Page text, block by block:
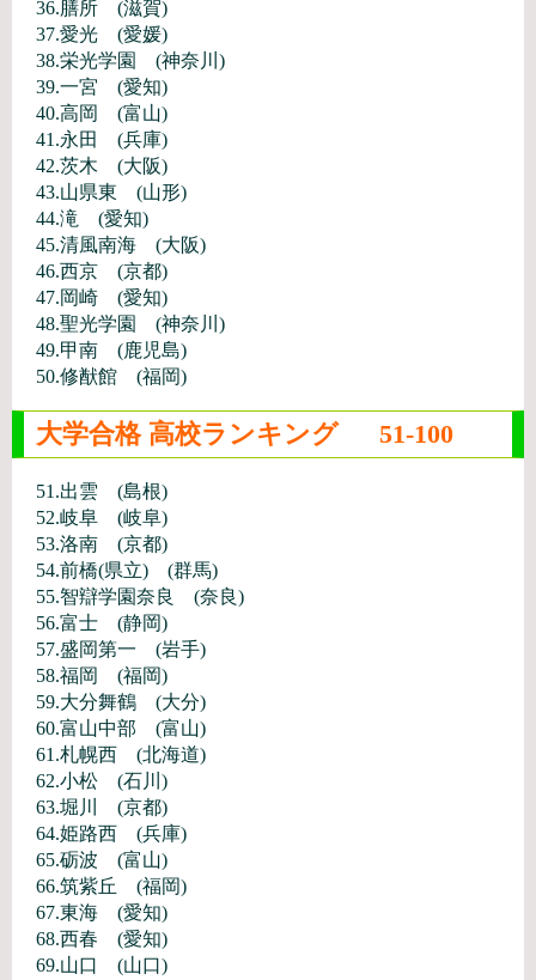
36.膳所 (滋賀)
37.愛光 (愛媛)
38.栄光学園 (神奈川)
39.一宮 (愛知)
40.高岡 (富山)
41.永田 (兵庫)
42.茨木 (大阪)
43.山県東 (山形)
44.滝 (愛知)
45.清風南海 (大阪)
46.西京 (京都)
47.岡崎 (愛知)
48.聖光学園 (神奈川)
49.甲南 (鹿児島)
50.修猷館 (福岡)
大学合格 高校ランキング 51-100
51.出雲 (島根)
52.岐阜 (岐阜)
53.洛南 (京都)
54.前橋(県立) (群馬)
55.智辯学園奈良 (奈良)
56.富士 (静岡)
57.盛岡第一 (岩手)
58.福岡 (福岡)
59.大分舞鶴 (大分)
60.富山中部 (富山)
61.札幌西 (北海道)
62.小松 (石川)
63.堀川 (京都)
64.姫路西 (兵庫)
65.砺波 (富山)
66.筑紫丘 (福岡)
67.東海 (愛知)
68.西春 (愛知)
69.山口 (山口)